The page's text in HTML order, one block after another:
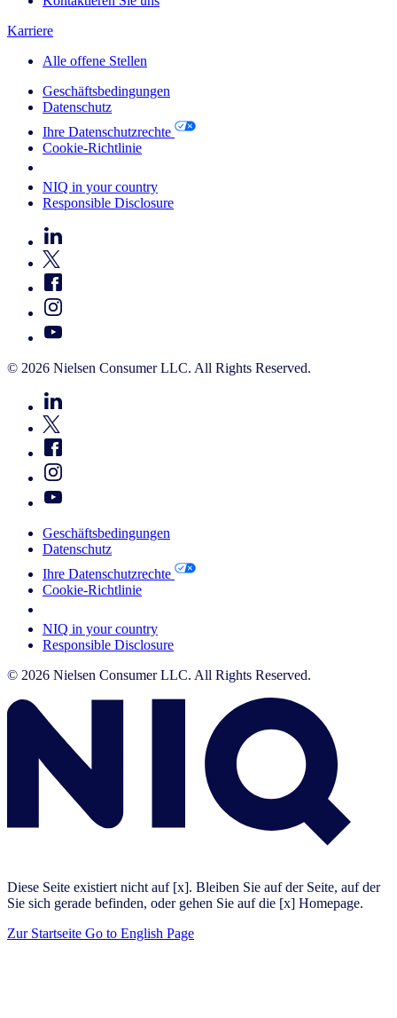
Karriere
Alle offene Stellen
Geschäftsbedingungen
Datenschutz
Ihre Datenschutzrechte
Cookie-Richtlinie
NIQ in your country
Responsible Disclosure
© 2026 Nielsen Consumer LLC. All Rights Reserved.
Geschäftsbedingungen
Datenschutz
Ihre Datenschutzrechte
Cookie-Richtlinie
NIQ in your country
Responsible Disclosure
© 2026 Nielsen Consumer LLC. All Rights Reserved.
Diese Seite existiert nicht auf [x]. Bleiben Sie auf der Seite, auf der
Sie sich gerade befinden, oder gehen Sie auf die [x] Homepage.
Zur Startseite Go to English Page